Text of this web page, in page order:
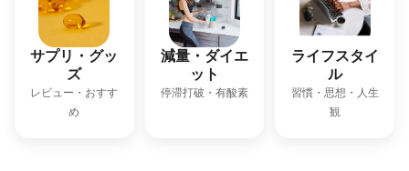
サプリ・グッ
ズ
レビュー・おすす
め
減量・ダイエ
ット
停滞打破・有酸素
ライフスタイ
ル
習慣・思想・人生
観